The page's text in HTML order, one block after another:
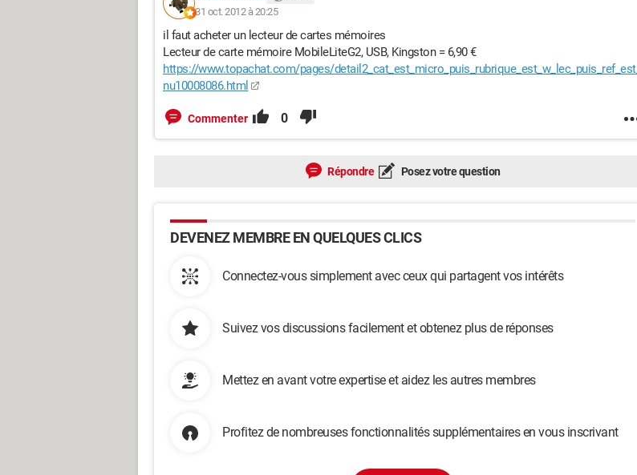
31 oct. 2012 à 20:25
il faut acheter un lecteur de cartes mémoires
Lecteur de carte mémoire MobileLiteG2, USB, Kingston = 6,90 €
https://www.topachat.com/pages/detail2_cat_est_micro_puis_rubrique_est_w_lec_puis_ref_est_
nu10008086.html
Commenter 0
Répondre Posez votre question
DEVENEZ MEMBRE EN QUELQUES CLICS
Connectez-vous simplement avec ceux qui partagent vos intérêts
Suivez vos discussions facilement et obtenez plus de réponses
Mettez en avant votre expertise et aidez les autres membres
Profitez de nombreuses fonctionnalités supplémentaires en vous inscrivant